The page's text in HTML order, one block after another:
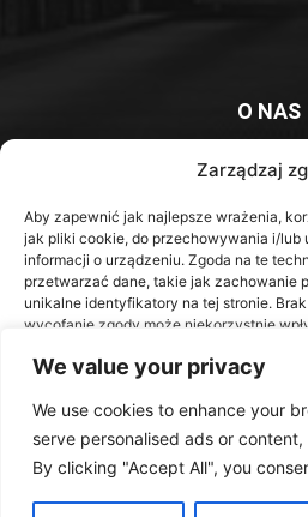
We value your privacy
We use cookies to enhance your
serve personalised ads or
By clicking "Accept All", you
Zarządzaj
Aby zapewnić jak najlepsze wrażenia,
jak pliki cookie, do przechowywania i/lub
informacji o urządzeniu. Zgoda na te
przetwarzać dane, takie jak zachowanie
unikalne identyfikatory na tej stronie.
wycofanie zgody może niekorzystnie
Odmów
O NAS
Platforma informacyjna
Kontakt z redakcją:
Media
Wykonanie::Agencja Marketingowa